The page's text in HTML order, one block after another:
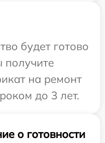
будет готово
получите
на ремонт
до 3 лет.
о готовности